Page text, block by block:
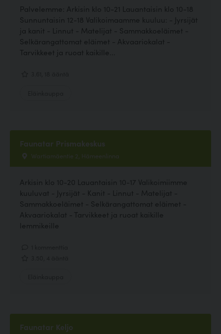
Palvelemme: Arkisin klo 10-21 Lauantaisin klo 10-18
Sunnuntaisin 12-18 Valikoimaamme kuuluu: - Jyrsijät
ja kanit - Linnut - Matelijat - Sammakkoeläimet -
Selkärangattomat eläimet - Akvaariokalat -
Tarvikkeet ja ruoat kaikille...
Faunatar Prismakeskus
Wartiamäentie 2, Hämeenlinna
Arkisin klo 10-20 Lauantaisin 10-17 Valikoimiimme
kuuluvat - Jyrsijät - Kanit - Linnut - Matelijat -
Sammakkoeläimet - Selkärangattomat eläimet -
Akvaariokalat - Tarvikkeet ja ruoat kaikille
lemmikeille
Faunatar Keljo